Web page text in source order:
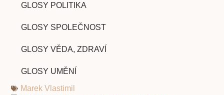
GLOSY POLITIKA
GLOSY SPOLEČNOST
GLOSY VĚDA, ZDRAVÍ
GLOSY UMĚNÍ
Marek Vlastimil